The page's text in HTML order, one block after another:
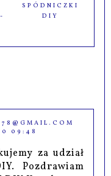
SPÓDNICZKI
DIY
09:48
za udział
Pozdrawiam